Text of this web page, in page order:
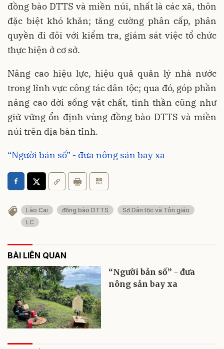
đồng bào DTTS và miền núi, nhất là các xã, thôn
đặc biệt khó khăn; tăng cường phân cấp, phân
quyền đi đôi với kiểm tra, giám sát việc tổ chức
thực hiện ở cơ sở.
Nâng cao hiệu lực, hiệu quả quản lý nhà nước
trong lĩnh vực công tác dân tộc; qua đó, góp phần
nâng cao đời sống vật chất, tinh thần cũng như
giữ vững ổn định vùng đồng bào DTTS và miền
núi trên địa bàn tỉnh.
“Người bản số” - đưa nông sản bay xa
Lào Cai đồng bào DTTS
Sở Dân tộc và Tôn giáo
LC
BÀI LIÊN QUAN
“Người bản số” - đưa
nông sản bay xa